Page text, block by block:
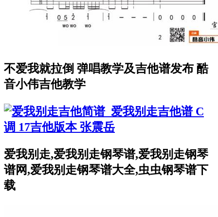
不爱我就拉倒 弹唱教学及吉他谱发布 酷
音小伟吉他教学
爱我别走,爱我别走钢琴谱,爱我别走钢琴
谱网,爱我别走钢琴谱大全,虫虫钢琴谱下
载